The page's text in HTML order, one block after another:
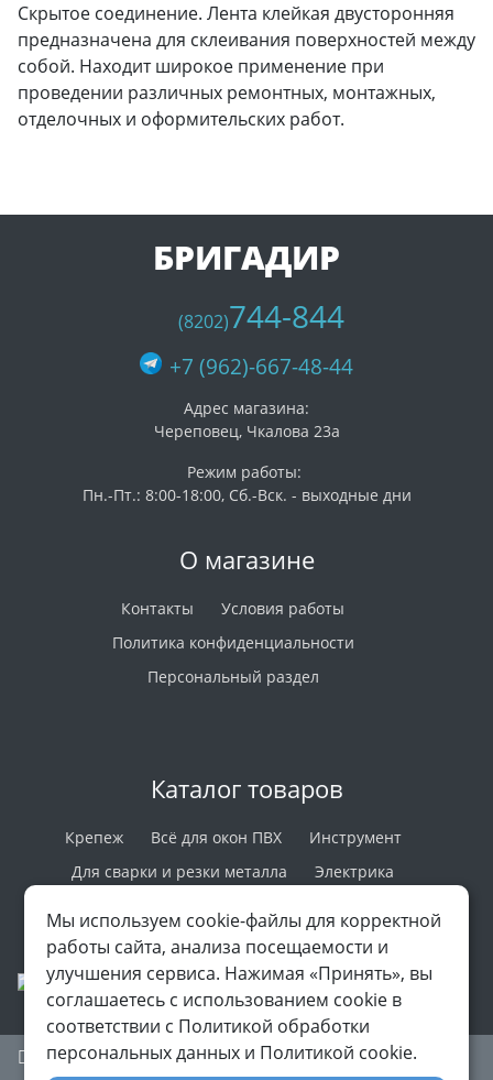
Скрытое соединение. Лента клейкая двусторонняя
предназначена для склеивания поверхностей между
собой. Находит широкое применение при
проведении различных ремонтных, монтажных,
отделочных и оформительских работ.
О магазине
Контакты
Условия работы
Политика конфиденциальности
Персональный раздел
Каталог товаров
Крепеж Всё для окон ПВХ
Инструмент
Для сварки и резки металла
Электрика
Вентиляция
БРИГАДИР
(8202)744-844
+7 (962)-667-48-44
Адрес магазина:
Череповец, Чкалова 23а
Режим работы:
Пн.-Пт.: 8:00-18:00, Сб.-Вск. - выходные дни
Наверх
Мы используем cookie-файлы для корректной
работы сайта, анализа посещаемости и
улучшения сервиса. Нажимая «Принять», вы
соглашаетесь с использованием cookie в
соответствии с Политикой обработки
персональных данных и Политикой cookie.